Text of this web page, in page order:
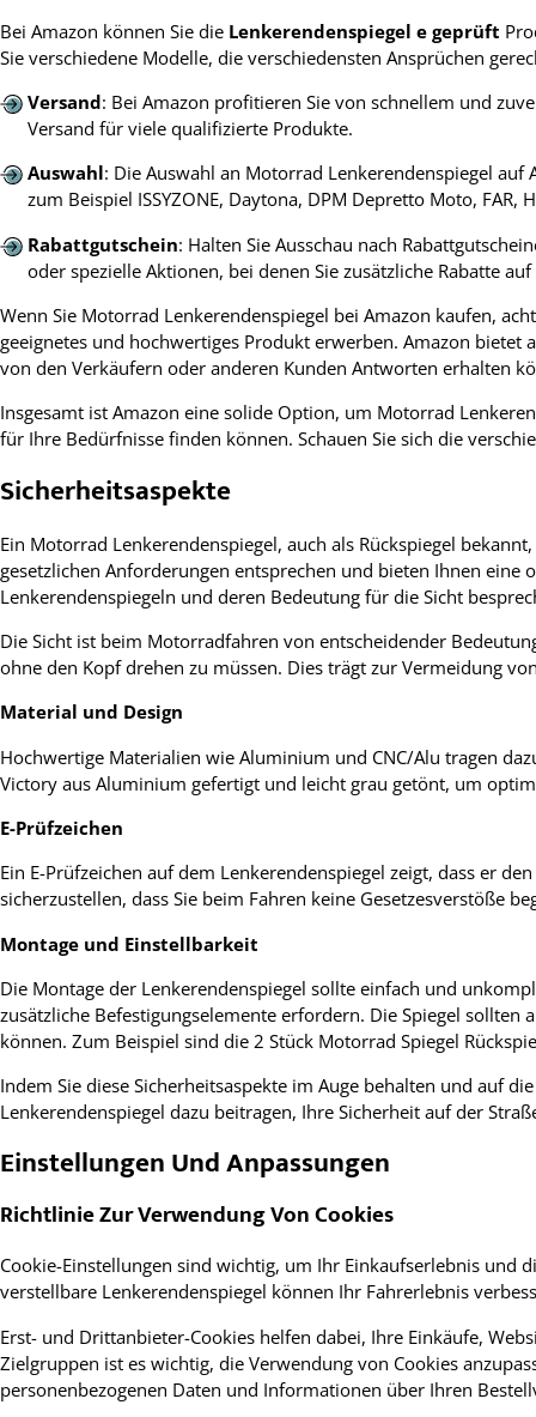
Bei Amazon können Sie die Lenkerendenspiegel e geprüft
Sie verschiedene Modelle, die verschiedensten Ansprüchen
Versand: Bei Amazon profitieren Sie von schnellem und
Versand für viele qualifizierte Produkte.
Auswahl: Die Auswahl an Motorrad Lenkerendenspiegel
zum Beispiel ISSYZONE, Daytona, DPM Depretto Moto,
Rabattgutschein: Halten Sie Ausschau nach
oder spezielle Aktionen, bei denen Sie zusätzliche Rabatte
Wenn Sie Motorrad Lenkerendenspiegel bei Amazon kaufen,
geeignetes und hochwertiges Produkt erwerben. Amazon bietet
von den Verkäufern oder anderen Kunden Antworten erhalten
Insgesamt ist Amazon eine solide Option, um Motorrad
für Ihre Bedürfnisse finden können. Schauen Sie sich die
Sicherheitsaspekte
Ein Motorrad Lenkerendenspiegel, auch als Rückspiegel
gesetzlichen Anforderungen entsprechen und bieten Ihnen
Lenkerendenspiegeln und deren Bedeutung für die Sicht
Die Sicht ist beim Motorradfahren von entscheidender
ohne den Kopf drehen zu müssen. Dies trägt zur Vermeidung
Material und Design
Hochwertige Materialien wie Aluminium und CNC/Alu tragen
Victory aus Aluminium gefertigt und leicht grau getönt, um
E-Prüfzeichen
Ein E-Prüfzeichen auf dem Lenkerendenspiegel zeigt, dass er
sicherzustellen, dass Sie beim Fahren keine Gesetzesverstöße
Montage und Einstellbarkeit
Die Montage der Lenkerendenspiegel sollte einfach und
zusätzliche Befestigungselemente erfordern. Die Spiegel
können. Zum Beispiel sind die 2 Stück Motorrad Spiegel
Indem Sie diese Sicherheitsaspekte im Auge behalten und auf
Lenkerendenspiegel dazu beitragen, Ihre Sicherheit auf der
Einstellungen Und Anpassungen
Richtlinie Zur Verwendung Von Cookies
Cookie-Einstellungen sind wichtig, um Ihr Einkaufserlebnis und
verstellbare Lenkerendenspiegel können Ihr Fahrerlebnis
Erst- und Drittanbieter-Cookies helfen dabei, Ihre Einkäufe,
Zielgruppen ist es wichtig, die Verwendung von Cookies
personenbezogenen Daten und Informationen über Ihren